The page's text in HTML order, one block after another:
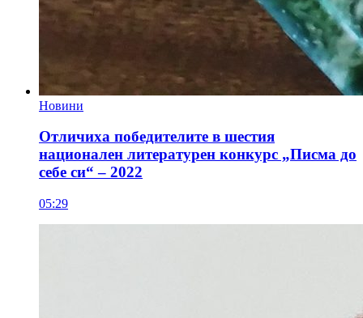
Новини
Отличиха победителите в шестия
национален литературен конкурс „Писма до
себе си“ – 2022
05:29